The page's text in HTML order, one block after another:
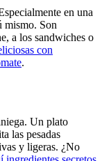
en una
mismo. Son
a los sandwiches o
con
.
Un plato
las pesadas
y ligeras. ¿No